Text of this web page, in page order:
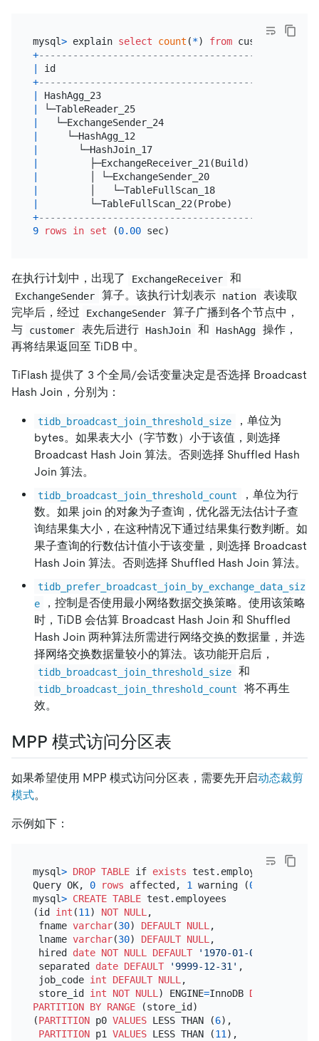
mysql> explain select count (*) from customer c
+------------------------------------------
id
+------------------------------------------
HashAgg_23
└─TableReader_25
   └─ExchangeSender_24
     └─HashAgg_12
       └─HashJoin_17
         ├─ExchangeReceiver_21(Build)
         │ └─ExchangeSender_20
         │   └─TableFullScan_18
         └─TableFullScan_22(Probe)
+------------------------------------------
9
rows in set (0.00
在执行计划中，出现了 ExchangeReceiver 和
ExchangeSender 算子。该执行计划表示 nation
表读取
完毕后，经过
ExchangeSender
算子广播到各个节点中，
与
customer 表先后进行 HashJoin 和 HashAgg
操作，
再将结果返回至 TiDB 中。
TiFlash 提供了 3 个全局/会话变量决定是否选择 Broadcast
Hash Join，分别为：
tidb_broadcast_join_threshold_size
，单位为
bytes。如果表大小（字节数）小于该值，则选择
Broadcast Hash Join 算法。否则选择 Shuffled Hash
Join 算法。
tidb_broadcast_join_threshold_count
，单位为行
数。如果 join 的对象为子查询，优化器无法估计子查
询结果集大小，在这种情况下通过结果集行数判断。如
果子查询的行数估计值小于该变量，则选择 Broadcast
Hash Join 算法。否则选择 Shuffled Hash Join 算法。
tidb_prefer_broadcast_join_by_exchange_data_siz
e
，控制是否使用最小网络数据交换策略。使用该策略
时，TiDB 会估算 Broadcast Hash Join 和 Shuffled
Hash Join 两种算法所需进行网络交换的数据量，并选
择网络交换数据量较小的算法。该功能开启后，
tidb_broadcast_join_threshold_size 和
tidb_broadcast_join_threshold_count
将不再生
效。
MPP 模式访问分区表
如果希望使用 MPP 模式访问分区表，需要先开启动态裁剪
模式。
示例如下：
mysql> DROP TABLE if exists test.employees;
Query OK, 0 rows affected, 1 warning (0.00
mysql> CREATE TABLE test.employees
(id int (11 ) NOT NULL ,
fname varchar(30) DEFAULT NULL ,
lname varchar(30) DEFAULT NULL ,
hired date NOT NULL DEFAULT '1970-01-01'
separated date DEFAULT '9999-12-31' ,
job_code int DEFAULT NULL ,
store_id int NOT NULL ) ENGINE=InnoDB DEFAULT
PARTITION BY RANGE (store_id)
(PARTITION p0 VALUES LESS THAN (6),
PARTITION p1 VALUES LESS THAN (11 ),